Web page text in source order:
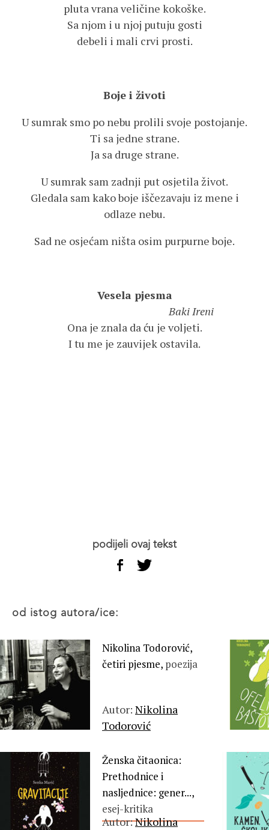
pluta vrana veličine kokoške.
Sa njom i u njoj putuju gosti
debeli i mali crvi prosti.
Boje i životi
U sumrak smo po nebu prolili svoje postojanje.
Ti sa jedne strane.
Ja sa druge strane.
U sumrak sam zadnji put osjetila život.
Gledala sam kako boje iščezavaju iz mene i
odlaze nebu.
Sad ne osjećam ništa osim purpurne boje.
Vesela pjesma
Baki Ireni
Ona je znala da ću je voljeti.
I tu me je zauvijek ostavila.
podijeli ovaj tekst
od istog autora/ice:
Nikolina Todorović,
četiri pjesme, poezija
Autor: Nikolina
Todorović
Ženska čitaonica:
Prethodnice i
nasljednice: gener...,
esej-kritika
Autor:Nikolina